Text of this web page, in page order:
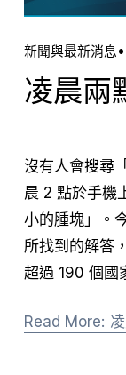
新聞與最新消息
凌晨兩
沒有人會搜尋
晨 2 點於手機
小的腫塊」。
所找到的解答
超過 190 個國
Read More: